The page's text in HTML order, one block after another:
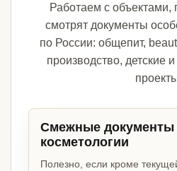
Работаем с
смотрят документы
по России: общепит,
производство, детские
Смежные документы
косметологии
Полезно, если кроме